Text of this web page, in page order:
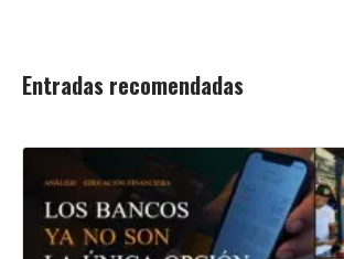
Entradas recomendadas